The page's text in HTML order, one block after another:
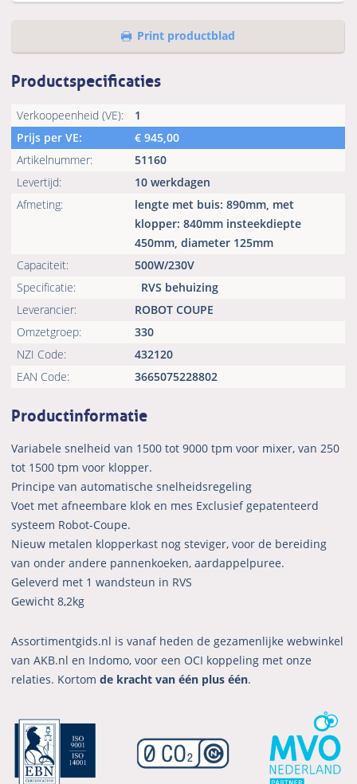
Print productblad
Productspecificaties
Verkoopeenheid (VE):
1
Prijs per VE:
€945,00
Artikelnummer:
51160
Levertijd:
10 werkdagen
Afmeting:
lengte met buis: 890mm, met
klopper: 840mm insteekdiepte
450mm, diameter 125mm
Capaciteit:
500W/230V
Specificatie:
RVS behuizing
Leverancier:
ROBOT COUPE
Omzetgroep:
330
NZI Code:
432120
EAN Code:
3665075228802
Productinformatie
Variabele snelheid van 1500 tot 9000 tpm voor mixer, van 250
tot 1500 tpm voor klopper.
Principe van automatische snelheidsregeling
Voet met afneembare klok en mes Exclusief gepatenteerd
systeem Robot-Coupe.
Nieuw metalen klopperkast nog steviger, voor de bereiding
van onder andere pannenkoeken, aardappelpuree.
Geleverd met 1 wandsteun in RVS
Gewicht 8,2kg
Assortimentgids.nl is vanaf heden de gezamenlijke webwinkel
van AKB.nl en Indomo, voor een OCI koppeling met onze
relaties. Kortomde kracht van één plus één.